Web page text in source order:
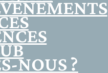
NOUS ?